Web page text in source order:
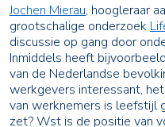
Jochen Mierau, hoogleraar
grootschalige onderzoek
discussie op gang door
Inmiddels heeft
van de Nederlandse
werkgevers interessant,
van werknemers is leefstijl
zet? Wst is de positie van